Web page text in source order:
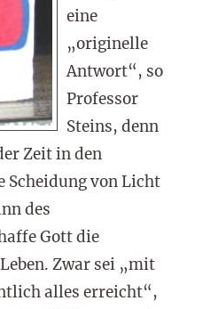
eine
„originelle
Antwort“, so
Professor
Steins, denn
Zeit in den
Scheidung von Licht
des
Gott die
Zwar sei „mit
alles erreicht“,